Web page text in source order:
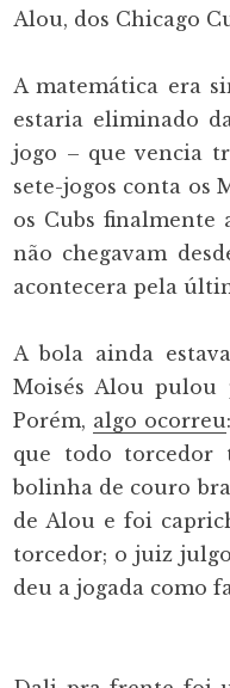
Alou, dos Chicago
A matemática era
estaria eliminado
jogo – que vencia
sete-jogos conta os
os Cubs finalmente
não chegavam
acontecera pela
A bola ainda
Moisés Alou pulou
Porém, algo ocorreu
que todo torcedor
bolinha de couro
de Alou e foi
torcedor; o juiz
deu a jogada como